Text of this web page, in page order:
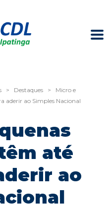
> Destaques >
Micro e
aderir ao Simples Nacional
até
ao